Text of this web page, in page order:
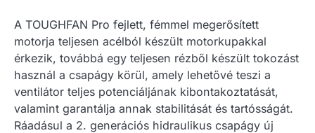
A TOUGHFAN Pro fejlett, fémmel megerősített
motorja teljesen acélból készült motorkupakkal
érkezik, továbbá egy teljesen rézből készült tokozást
használ a csapágy körül, amely lehetővé teszi a
ventilátor teljes potenciáljának kibontakoztatását,
valamint garantálja annak stabilitását és tartósságát.
Ráadásul a 2. generációs hidraulikus csapágy új